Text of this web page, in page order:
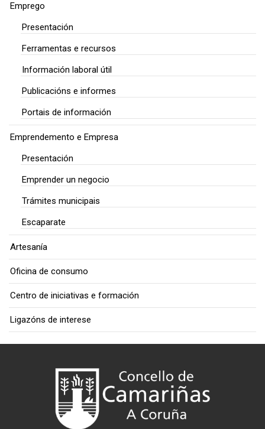
Emprego
Presentación
Ferramentas e recursos
Información laboral útil
Publicacións e informes
Portais de información
Emprendemento e Empresa
Presentación
Emprender un negocio
Trámites municipais
Escaparate
Artesanía
Oficina de consumo
Centro de iniciativas e formación
Ligazóns de interese